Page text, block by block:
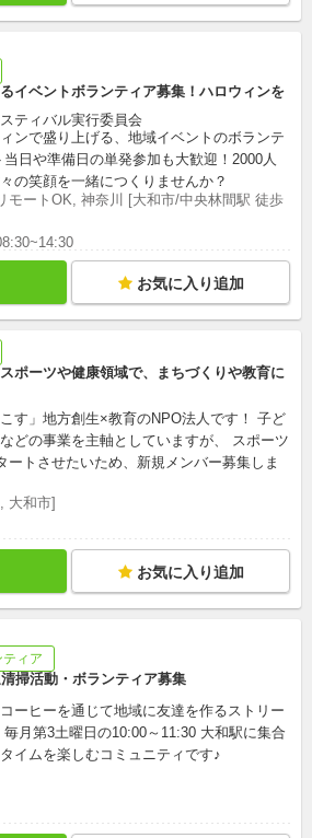
イベントボランティア募集！ハロウィンを
ティバル実行委員会
ンで盛り上げる、地域イベントのボランテ
日や準備日の単発参加も大歓迎！2000人
の笑顔を一緒につくりませんか？
モートOK, 神奈川 [大和市/中央林間駅 徒歩
お気に入り追加
ポーツや健康領域で、まちづくりや教育に
す」地方創生×教育のNPO法人です！ 子ど
どの事業を主軸としていますが、 スポーツ
ートさせたいため、新規メンバー募集しま
大和市]
お気に入り追加
ティア
清掃活動・ボランティア募集
ーヒーを通じて地域に友達を作るストリー
月第3土曜日の10:00～11:30 大和駅に集合
イムを楽しむコミュニティです♪